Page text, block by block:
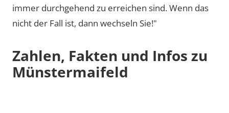
immer durchgehend zu erreichen sind. Wenn das
nicht der Fall ist, dann wechseln Sie!"
Zahlen, Fakten und Infos zu
Münstermaifeld